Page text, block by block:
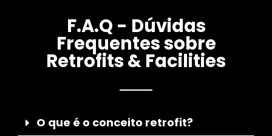
F.A.Q - Dúvidas
Frequentes sobre
Retrofits & Facilities​
O que é o conceito retrofit?